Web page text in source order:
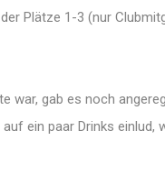
Plätze 1-3 (nur
war, gab es noch
ein paar Drinks